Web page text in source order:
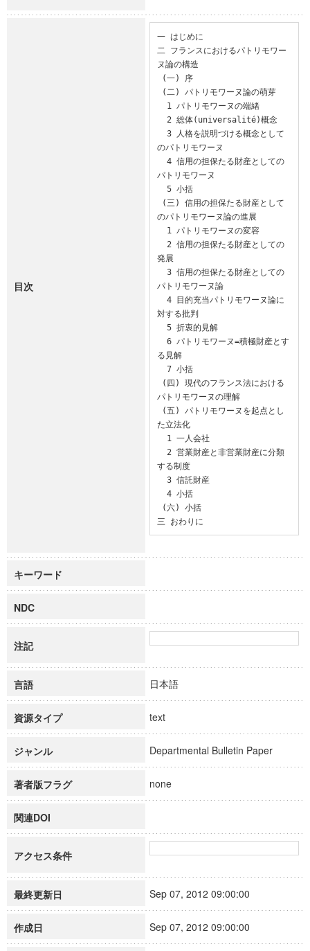
目次
一 はじめに
二 フランスにおけるパトリモワー
ヌ論の構造
のパトリモワーヌ
パトリモワーヌ
のパトリモワーヌ論の進展
発展
パトリモワーヌ論
対する批判
る見解
パトリモワーヌの理解
た立法化
する制度
三 おわりに
キーワード
NDC
注記
言語 日本語
資源タイプ text
ジャンル Departmental Bulletin Paper
著者版フラグ none
関連DOI
アクセス条件
最終更新日 Sep 07, 2012 09:00:00
作成日 Sep 07, 2012 09:00:00